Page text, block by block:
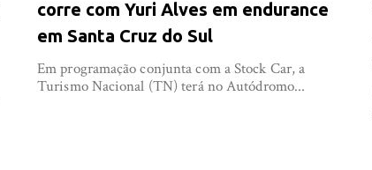
corre com Yuri Alves em endurance
em Santa Cruz do Sul
Em programação conjunta com a Stock Car, a
Turismo Nacional (TN) terá no Autódromo...